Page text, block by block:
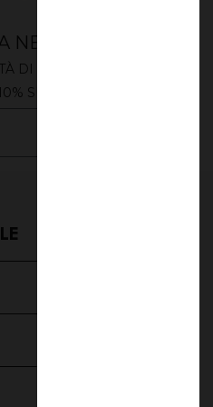
NEWSLETTER
DI EXTRALANDIA
SUL TUO PRIMO ORDINE